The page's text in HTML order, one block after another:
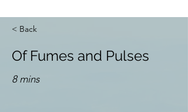
< Back
Of Fumes and Pulses
8 mins